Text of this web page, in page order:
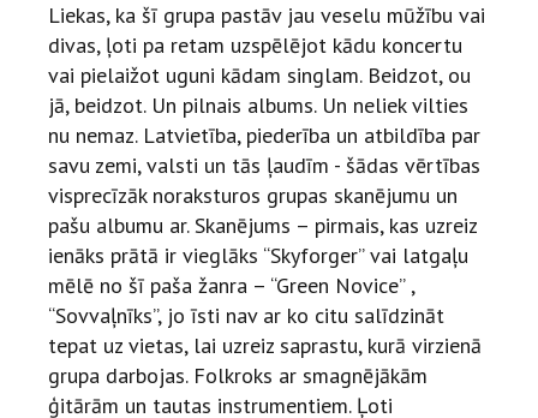
Liekas, ka šī grupa pastāv jau veselu mūžību vai
divas, ļoti pa retam uzspēlējot kādu koncertu
vai pielaižot uguni kādam singlam. Beidzot, ou
jā, beidzot. Un pilnais albums. Un neliek vilties
nu nemaz. Latvietība, piederība un atbildība par
savu zemi, valsti un tās ļaudīm - šādas vērtības
visprecīzāk noraksturos grupas skanējumu un
pašu albumu ar. Skanējums – pirmais, kas uzreiz
ienāks prātā ir vieglāks “Skyforger” vai latgaļu
mēlē no šī paša žanra – “Green Novice” ,
“Sovvaļnīks”, jo īsti nav ar ko citu salīdzināt
tepat uz vietas, lai uzreiz saprastu, kurā virzienā
grupa darbojas. Folkroks ar smagnējākām
ģitārām un tautas instrumentiem. Ļoti